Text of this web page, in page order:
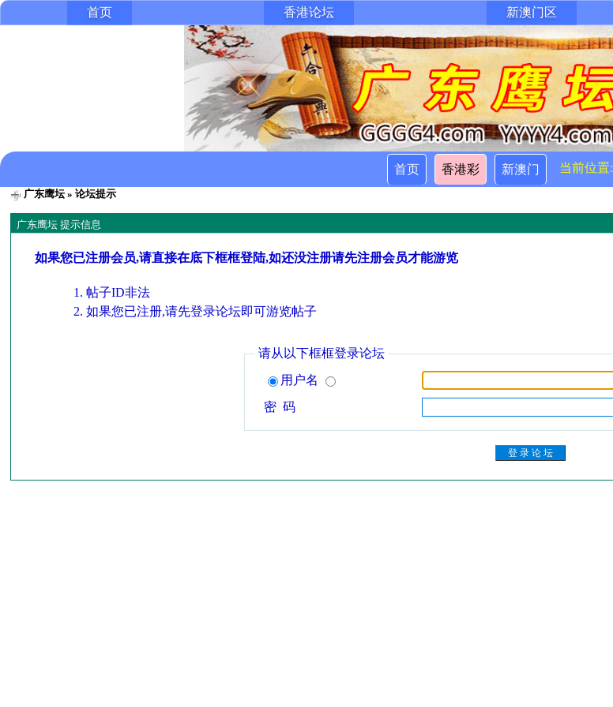
首页 香港论坛 新澳门区
首页 香港彩 新澳门 当前位置:
广东鹰坛» 论坛提示
广东鹰坛 提示信息
如果您已注册会员,请直接在底下框框登陆,如还没注册请先注册会员才能游览
帖子ID非法
如果您已注册,请先登录论坛即可游览帖子
请从以下框框登录论坛
用户名
密 码